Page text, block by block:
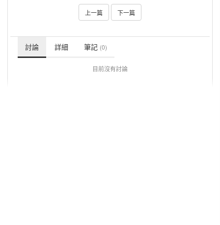
上一篇 下一篇
討論 詳細 筆記 (0)
目前沒有討論